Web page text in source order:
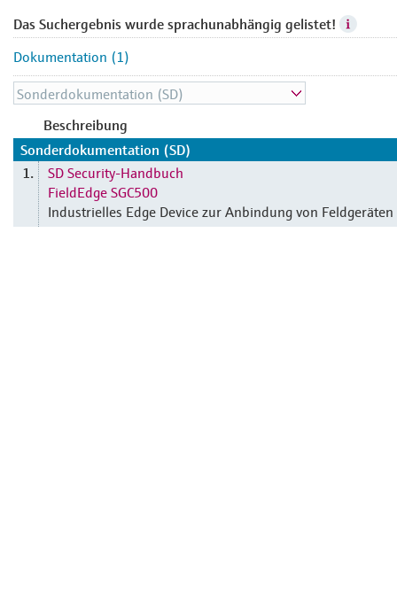
Das Suchergebnis wurde sprachunabhängig gelistet!
Dokumentation (1)
Beschreibung
Sonderdokumentation (SD)
1.
SD Security-Handbuch
FieldEdge SGC500
Industrielles Edge Device zur Anbindung von